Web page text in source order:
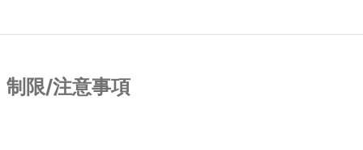
制限/注意事項